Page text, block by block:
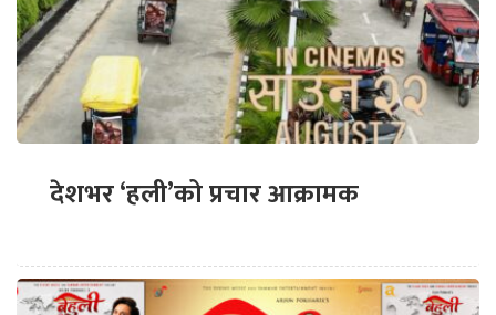
देशभर ‘हली’को प्रचार आक्रामक